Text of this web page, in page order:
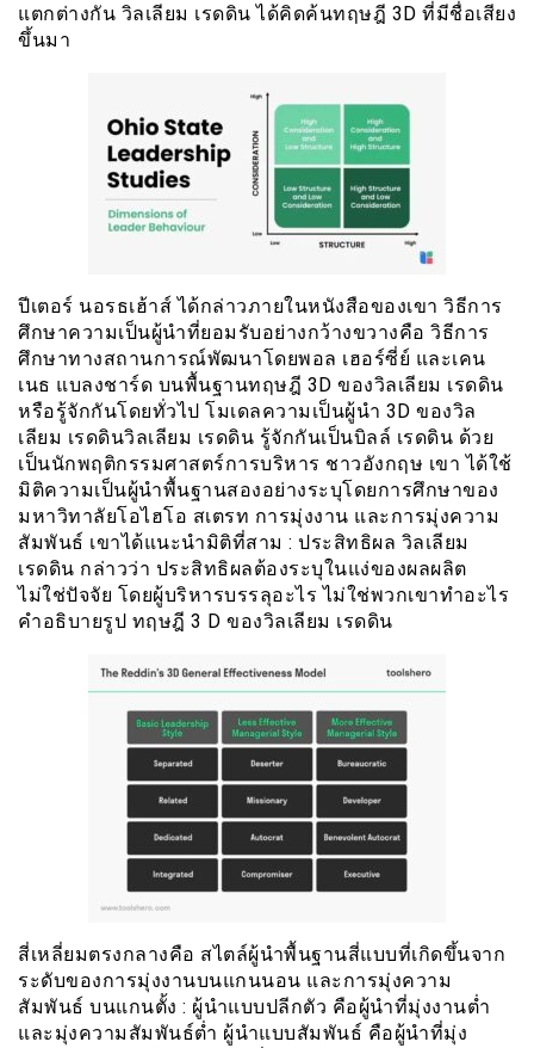
แตกต่างกัน วิลเลียม เรดดิน ได้คิดค้นทฤษฎี 3D ที่มีชื่อเสียง
ขึ้นมา
ปีเตอร์ นอรธเฮ้าส์ ได้กล่าวภายในหนังสือของเขา วิธีการ
ศึกษาความเป็นผู้นำที่ยอมรับอย่างกว้างขวางคือ วิธีการ
ศึกษาทางสถานการณ์พัฒนาโดยพอล เฮอร์ซี่ย์ และเคน
เนธ แบลงชาร์ด บนพื้นฐานทฤษฎี 3D ของวิลเลียม เรดดิน
หรือรู้จักกันโดยทั่วไป โมเดลความเป็นผู้นำ 3D ของวิล
เลียม เรดดินวิลเลียม เรดดิน รู้จักกันเป็นบิลล์ เรดดิน ด้วย
เป็นนักพฤติกรรมศาสตร์การบริหาร ชาวอังกฤษ เขา ได้ใช้
มิติความเป็นผู้นำพื้นฐานสองอย่างระบุโดยการศึกษาของ
มหาวิทาลัยโอไฮโอ สเตรท การมุ่งงาน และการมุ่งความ
สัมพันธ์ เขาได้แนะนำมิติที่สาม : ประสิทธิผล วิลเลียม
เรดดิน กล่าวว่า ประสิทธิผลต้องระบุในแง่ของผลผลิต
ไม่ใช่ปัจจัย โดยผู้บริหารบรรลุอะไร ไม่ใช่พวกเขาทำอะไร
คำอธิบายรูป ทฤษฎี 3 D ของวิลเลียม เรดดิน
สี่เหลี่ยมตรงกลางคือ สไตล์ผู้นำพื้นฐานสี่แบบที่เกิดขึ้นจาก
ระดับของการมุ่งงานบนแกนนอน และการมุ่งความ
สัมพันธ์ บนแกนตั้ง : ผู้นำแบบปลีกตัว คือผู้นำที่มุ่งงานต่ำ
และมุ่งความสัมพันธ์ต่ำ ผู้นำแบบสัมพันธ์ คือผู้นำที่มุ่ง